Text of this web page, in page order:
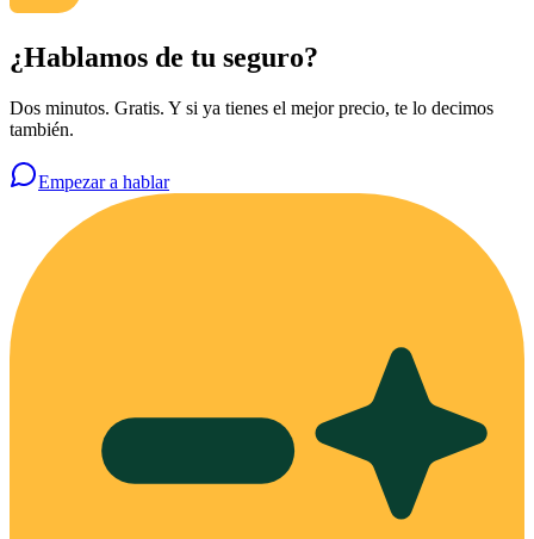
¿Hablamos de tu seguro?
Dos minutos. Gratis. Y si ya tienes el mejor precio, te lo decimos
también.
Empezar a hablar